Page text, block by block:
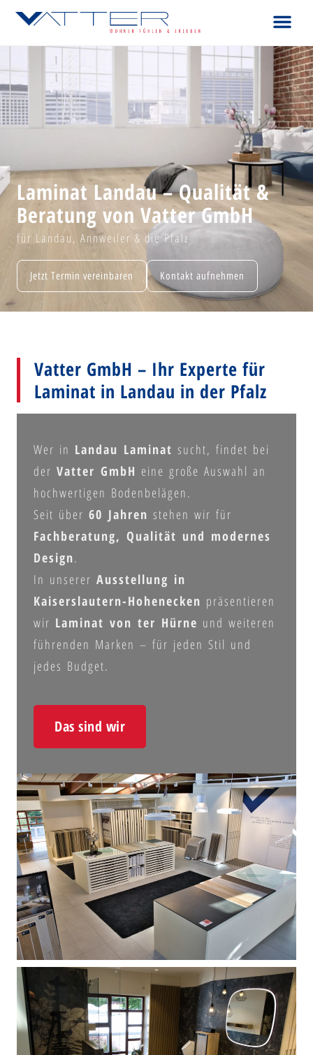
Laminat Landau – Qualität &
Beratung von Vatter GmbH
für Landau, Annweiler & die Pfalz
Jetzt Termin vereinbaren Kontakt aufnehmen
Vatter GmbH – Ihr Experte für
Laminat in Landau in der Pfalz
Wer in Landau Laminat sucht, findet bei
der Vatter GmbH eine große Auswahl an
hochwertigen Bodenbelägen.
Seit über 60 Jahren stehen wir für
Fachberatung, Qualität und modernes
Design.
In unserer Ausstellung in
Kaiserslautern-Hohenecken präsentieren
wir Laminat von ter Hürne und weiteren
führenden Marken – für jeden Stil und
jedes Budget.
Das sind wir